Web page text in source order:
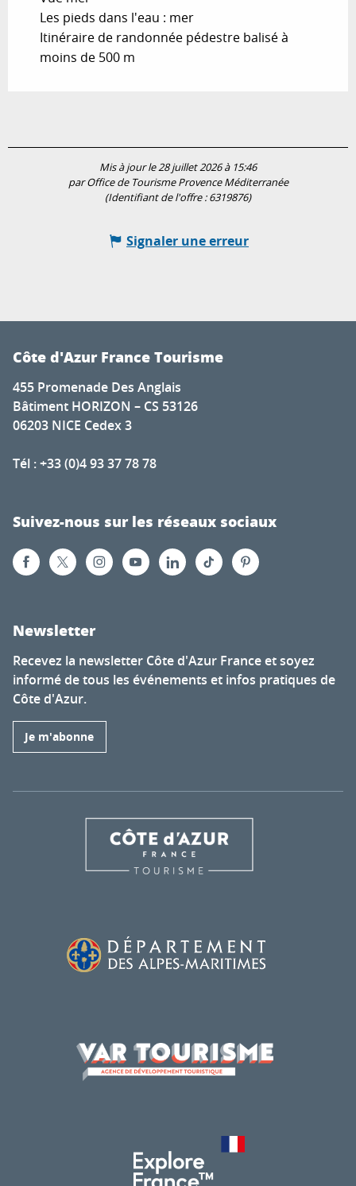
Les pieds dans l'eau : mer
Itinéraire de randonnée pédestre balisé à
moins de 500 m
Mis à jour le 28 juillet 2026 à 15:46
par Office de Tourisme Provence Méditerranée
(Identifiant de l'offre :6319876)
Signaler une erreur
Côte d'Azur France Tourisme
455 Promenade Des Anglais
Bâtiment HORIZON – CS 53126
06203 NICE Cedex 3
Tél : +33 (0)4 93 37 78 78
Suivez-nous sur les réseaux sociaux
Newsletter
Recevez la newsletter Côte d'Azur France et soyez
informé de tous les événements et infos pratiques de
Côte d'Azur.
Je m'abonne